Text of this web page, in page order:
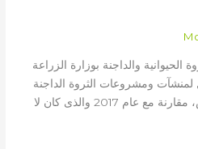
والداجنة بوزارة الزراعة
ومشروعات الثروة الداجنة
والحيوانية حاجز 80 ألف ترخيص، مقارنة مع عام 2017 والذى كان لا